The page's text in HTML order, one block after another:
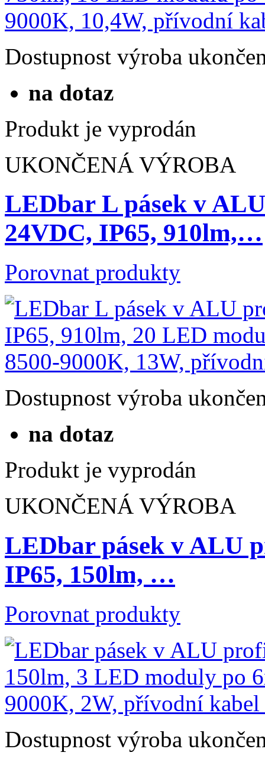
Dostupnost výroba
na dotaz
Produkt je vyprodán
UKONČENÁ VÝROBA
LEDbar L pásek v
24VDC, IP65, 910lm,…
Porovnat produkty
Dostupnost výroba
na dotaz
Produkt je vyprodán
UKONČENÁ VÝROBA
LEDbar pásek v ALU
IP65, 150lm, …
Porovnat produkty
Dostupnost výroba